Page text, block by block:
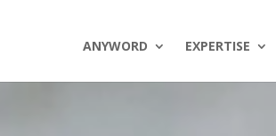
ANYWORD EXPERTISE